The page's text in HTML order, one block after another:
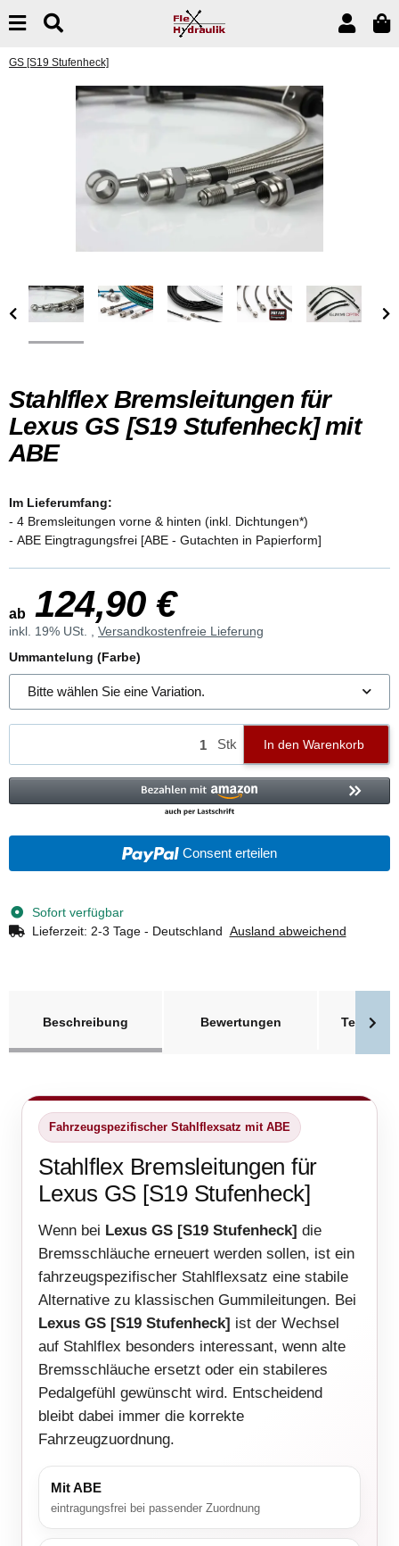
GS [S19 Stufenheck]
Stahlflex Bremsleitungen für
Lexus GS [S19 Stufenheck] mit
ABE
Im Lieferumfang:
- 4 Bremsleitungen vorne & hinten (inkl. Dichtungen*)
- ABE Eingtragungsfrei [ABE - Gutachten in Papierform]
ab 124,90 €
inkl. 19% USt. , Versandkostenfreie Lieferung
Ummantelung (Farbe)
Bitte wählen Sie eine Variation.
Stk In den Warenkorb
Consent erteilen
Sofort verfügbar
Lieferzeit: 2-3 Tage - Deutschland Ausland abweichend
Beschreibung
Bewertungen
Fahrzeugspezifischer Stahlflexsatz mit ABE
Stahlflex Bremsleitungen für
Lexus GS [S19 Stufenheck]
Wenn bei Lexus GS [S19 Stufenheck] die
Bremsschläuche erneuert werden sollen, ist ein
fahrzeugspezifischer Stahlflexsatz eine stabile
Alternative zu klassischen Gummileitungen. Bei
Lexus GS [S19 Stufenheck] ist der Wechsel
auf Stahlflex besonders interessant, wenn alte
Bremsschläuche ersetzt oder ein stabileres
Pedalgefühl gewünscht wird. Entscheidend
bleibt dabei immer die korrekte
Fahrzeugzuordnung.
Mit ABE
eintragungsfrei bei passender Zuordnung